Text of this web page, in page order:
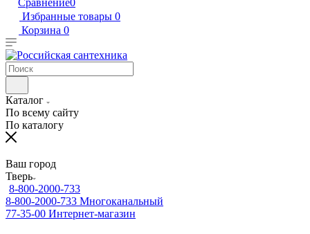
Сравнение0
Избранные товары 0
Корзина 0
Каталог
По всему сайту
По каталогу
Ваш город
Тверь
8-800-2000-733
8-800-2000-733 Многоканальный
77-35-00 Интернет-магазин